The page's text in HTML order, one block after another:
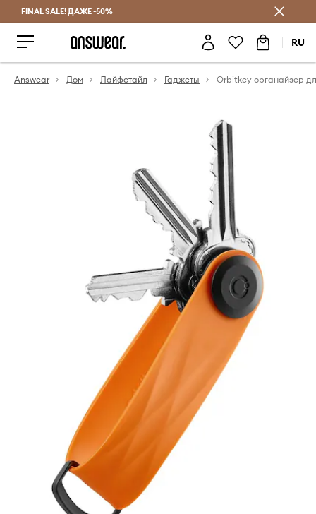
FINAL SALE! ДАЖЕ -50%
RU
Answear Дом Лайфстайл Гаджеты